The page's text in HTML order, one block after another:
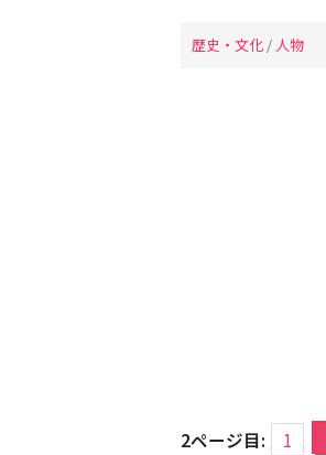
歴史・文化 / 人物
2ページ目: 1